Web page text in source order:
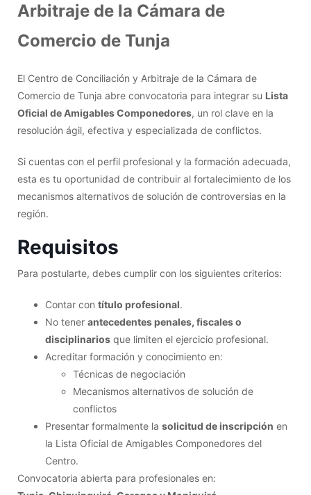
Arbitraje de la Cámara de
Comercio de Tunja
El Centro de Conciliación y Arbitraje de la Cámara de
Comercio de Tunja abre convocatoria para integrar su Lista
Oficial de Amigables Componedores, un rol clave en la
resolución ágil, efectiva y especializada de conflictos.
Si cuentas con el perfil profesional y la formación adecuada,
esta es tu oportunidad de contribuir al fortalecimiento de los
mecanismos alternativos de solución de controversias en la
región.
Requisitos
Para postularte, debes cumplir con los siguientes criterios:
Contar con título profesional.
No tener antecedentes penales, fiscales o
disciplinarios que limiten el ejercicio profesional.
Acreditar formación y conocimiento en:
Técnicas de negociación
Mecanismos alternativos de solución de
conflictos
Presentar formalmente la solicitud de inscripción en
la Lista Oficial de Amigables Componedores del
Centro.
Convocatoria abierta para profesionales en: